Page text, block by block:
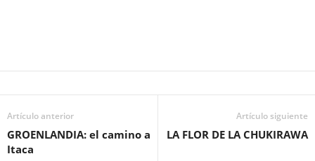
Artículo anterior
GROENLANDIA: el camino a
Itaca
Artículo siguiente
LA FLOR DE LA CHUKIRAWA